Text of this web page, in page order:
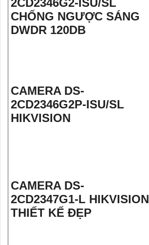
2CD2346G2-ISU/SL
CHỐNG NGƯỢC SÁNG
DWDR 120DB
CAMERA DS-
2CD2346G2P-ISU/SL
HIKVISION
CAMERA DS-
2CD2347G1-L HIKVISION
THIẾT KẾ ĐẸP